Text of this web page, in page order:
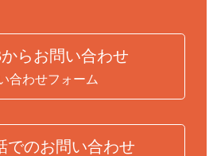
らお問い合わせ
合わせフォーム
でのお問い合わせ